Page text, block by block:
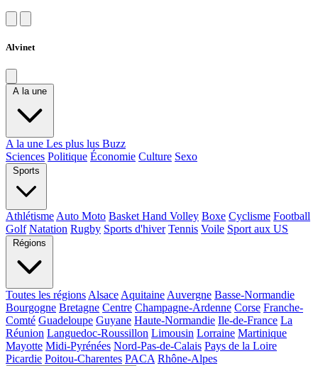
Alvinet
A la une
A la une Les plus lus Buzz
Sciences Politique Économie Culture Sexo
Sports
Athlétisme Auto Moto Basket Hand Volley Boxe Cyclisme Football
Golf Natation Rugby Sports d'hiver Tennis Voile Sport aux US
Régions
Toutes les régions Alsace Aquitaine Auvergne Basse-Normandie
Bourgogne Bretagne Centre Champagne-Ardenne Corse Franche-
Comté Guadeloupe Guyane Haute-Normandie Ile-de-France La
Réunion Languedoc-Roussillon Limousin Lorraine Martinique
Mayotte Midi-Pyrénées Nord-Pas-de-Calais Pays de la Loire
Picardie Poitou-Charentes PACA Rhône-Alpes